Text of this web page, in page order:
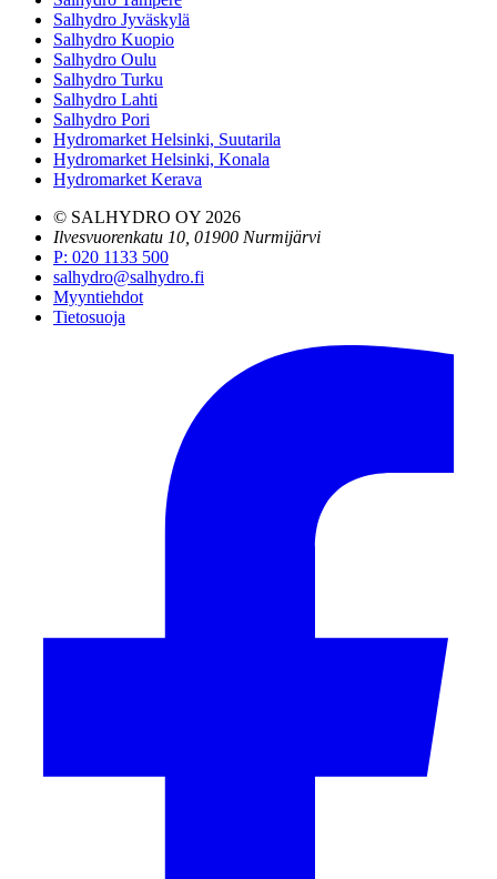
Salhydro Jyväskylä
Salhydro Kuopio
Salhydro Oulu
Salhydro Turku
Salhydro Lahti
Salhydro Pori
Hydromarket Helsinki, Suutarila
Hydromarket Helsinki, Konala
Hydromarket Kerava
© SALHYDRO OY 2026
Ilvesvuorenkatu 10, 01900 Nurmijärvi
P: 020 1133 500
salhydro@salhydro.fi
Myyntiehdot
Tietosuoja